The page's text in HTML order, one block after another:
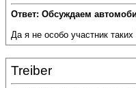
Ответ: Обсуждаем
Да я не особо участник
Treiber